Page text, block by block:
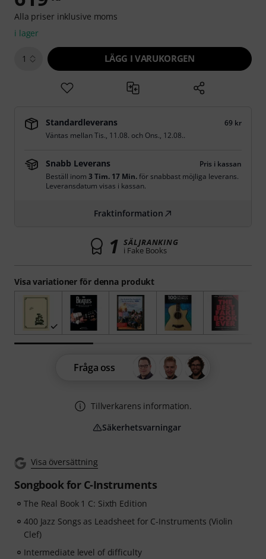
Visa översättning
Songbook for C-Instruments
The Real Book 1 C: Sixth Edition
400 Jazz Songs as Leadsheet for C-Instruments (Violin
Clef)
Intermediate level of difficulty
Visa variationer för denna produkt
Alla priser inklusive moms
i lager
1 LÄGG I VARUKORGEN
Standardleverans
69 kr
Väntas mellanTis., 11.08. och Ons., 12.08..
Snabb Leverans
Pris i kassan
Beställ inom 3 Tim. 17 Min.för snabbast möjliga leverans.
Leveransdatum visas i kassan.
Fraktinformation
1 SÄLJRANKING
i Fake Books
Fråga oss
Tillverkarens information.
Säkerhetsvarningar